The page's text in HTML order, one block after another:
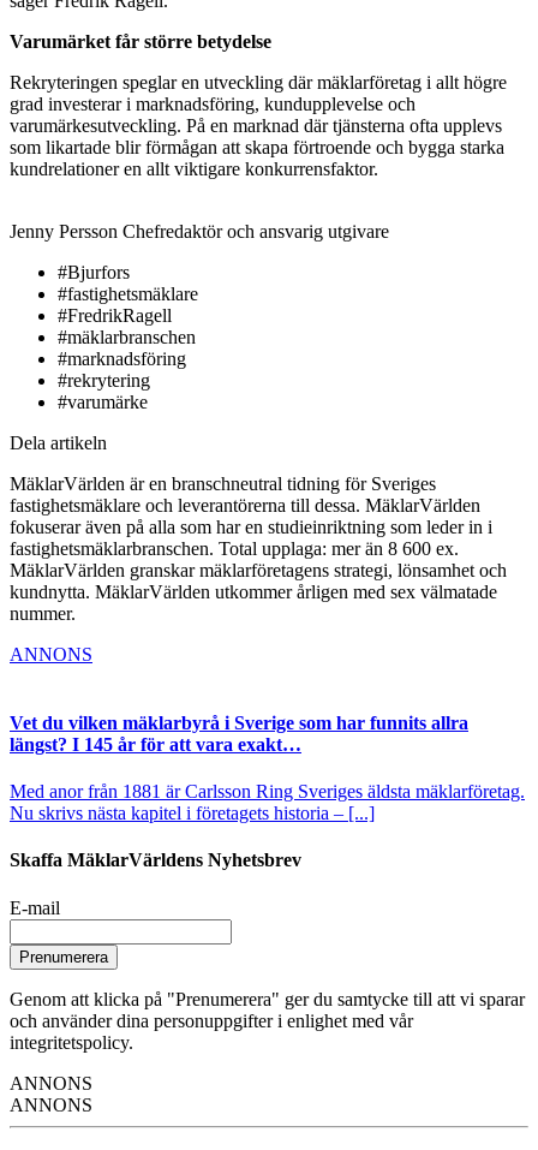
Varumärket får större betydelse
Rekryteringen speglar en utveckling där mäklarföretag i allt högre
grad investerar i marknadsföring, kundupplevelse och
varumärkesutveckling. På en marknad där tjänsterna ofta upplevs
som likartade blir förmågan att skapa förtroende och bygga starka
kundrelationer en allt viktigare konkurrensfaktor.
Jenny Persson Chefredaktör och ansvarig utgivare
#Bjurfors
#fastighetsmäklare
#FredrikRagell
#mäklarbranschen
#marknadsföring
#rekrytering
#varumärke
Dela artikeln
MäklarVärlden är en branschneutral tidning för Sveriges
fastighetsmäklare och leverantörerna till dessa. MäklarVärlden
fokuserar även på alla som har en studieinriktning som leder in i
fastighetsmäklarbranschen. Total upplaga: mer än 8 600 ex.
MäklarVärlden granskar mäklarföretagens strategi, lönsamhet och
kundnytta. MäklarVärlden utkommer årligen med sex välmatade
nummer.
ANNONS
Vet du vilken mäklarbyrå i Sverige som har funnits allra
längst? I 145 år för att vara exakt…
Med anor från 1881 är Carlsson Ring Sveriges äldsta mäklarföretag.
Nu skrivs nästa kapitel i företagets historia – [...]
Skaffa MäklarVärldens Nyhetsbrev
E-mail
Prenumerera
Genom att klicka på "Prenumerera" ger du samtycke till att vi sparar
och använder dina personuppgifter i enlighet med vår
integritetspolicy.
ANNONS
ANNONS